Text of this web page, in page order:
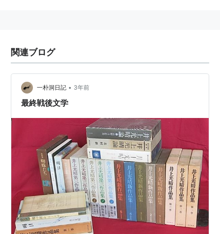
関連ブログ
一朴洞日記 • 3年前
最終戦後文学